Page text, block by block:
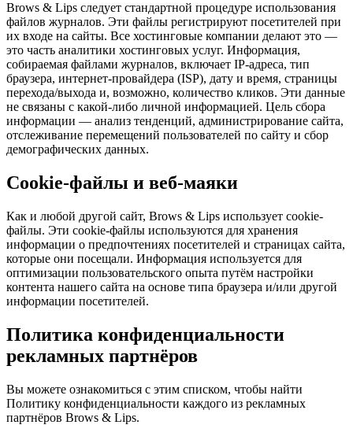
Brows & Lips следует стандартной процедуре использования
файлов журналов. Эти файлы регистрируют посетителей при
их входе на сайты. Все хостинговые компании делают это —
это часть аналитики хостинговых услуг. Информация,
собираемая файлами журналов, включает IP-адреса, тип
браузера, интернет-провайдера (ISP), дату и время, страницы
перехода/выхода и, возможно, количество кликов. Эти данные
не связаны с какой-либо личной информацией. Цель сбора
информации — анализ тенденций, администрирование сайта,
отслеживание перемещений пользователей по сайту и сбор
демографических данных.
Cookie-файлы и веб-маяки
Как и любой другой сайт, Brows & Lips использует cookie-
файлы. Эти cookie-файлы используются для хранения
информации о предпочтениях посетителей и страницах сайта,
которые они посещали. Информация используется для
оптимизации пользовательского опыта путём настройки
контента нашего сайта на основе типа браузера и/или другой
информации посетителей.
Политика конфиденциальности
рекламных партнёров
Вы можете ознакомиться с этим списком, чтобы найти
Политику конфиденциальности каждого из рекламных
партнёров Brows & Lips.